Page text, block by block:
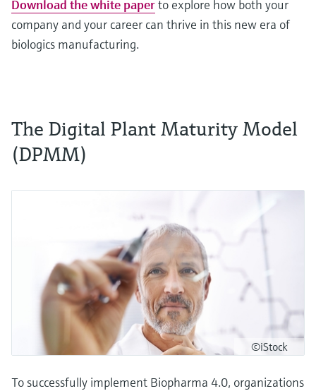
Download the white paperto explore how both your
company and your career can thrive in this new era of
biologics manufacturing.
The Digital Plant Maturity Model
(DPMM)
©iStock
To successfully implement Biopharma 4.0, organizations